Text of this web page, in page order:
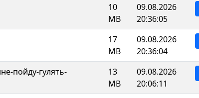
10
MB
09.08.2026
20:36:05
17
MB
09.08.2026
20:36:04
пойду-гулять-
13
MB
09.08.2026
20:06:11